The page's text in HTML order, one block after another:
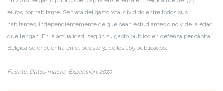
euros por habitante. Se trata del gasto total dividido entre todos sus
habitantes, independientemente de que sean estudiantes o no y de la edad
que tengan. En la actualidad, según su gasto público en defensa per cápita,
Bélgica se encuentra en el puesto 31 de los 165 publicados.
Fuente: Datos macro, Expansión. 2020